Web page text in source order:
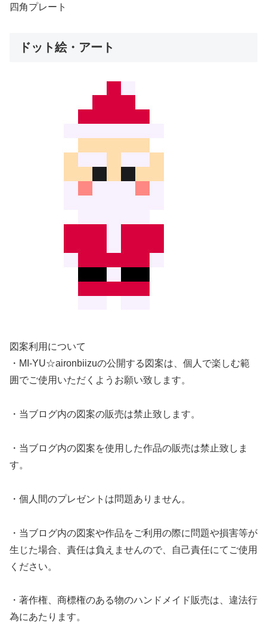
四角プレート
ドット絵・アート
図案利用について
・MI-YU☆aironbiizuの公開する図案は、個人で楽しむ範
囲でご使用いただくようお願い致します。
・当ブログ内の図案の販売は禁止致します。
・当ブログ内の図案を使用した作品の販売は禁止致しま
す。
・個人間のプレゼントは問題ありません。
・当ブログ内の図案や作品をご利用の際に問題や損害等が
生じた場合、責任は負えませんので、自己責任にてご使用
ください。
・著作権、商標権のある物のハンドメイド販売は、違法行
為にあたります。